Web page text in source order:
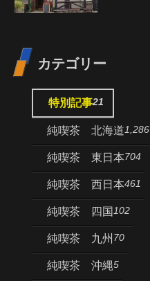
カテゴリー
特別記事21
純喫茶 北海道1,286
純喫茶 東日本704
純喫茶 西日本461
純喫茶 四国 102
純喫茶 九州 70
純喫茶 沖縄5